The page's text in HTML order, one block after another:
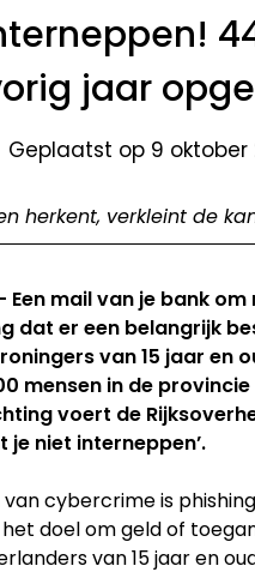
jaar
Geplaatst op 9 oktober
herkent, verkleint de
Een mail van je bank
dat er een belangrijk
van 15 jaar en
mensen in de
voert de
je niet interneppen’.
cybercrime is
doel om geld of
van 15 jaar en